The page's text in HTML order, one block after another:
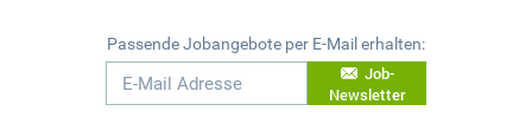
Passende Jobangebote per E-Mail erhalten:
Job-
Newsletter